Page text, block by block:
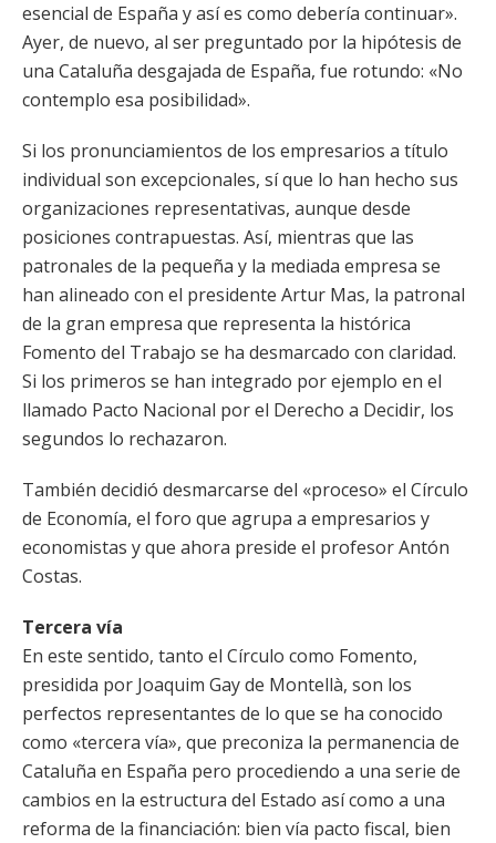
esencial de España y así es como debería continuar».
Ayer, de nuevo, al ser preguntado por la hipótesis de
una Cataluña desgajada de España, fue rotundo: «No
contemplo esa posibilidad».
Si los pronunciamientos de los empresarios a título
individual son excepcionales, sí que lo han hecho sus
organizaciones representativas, aunque desde
posiciones contrapuestas. Así, mientras que las
patronales de la pequeña y la mediada empresa se
han alineado con el presidente Artur Mas, la patronal
de la gran empresa que representa la histórica
Fomento del Trabajo se ha desmarcado con claridad.
Si los primeros se han integrado por ejemplo en el
llamado Pacto Nacional por el Derecho a Decidir, los
segundos lo rechazaron.
También decidió desmarcarse del «proceso» el Círculo
de Economía, el foro que agrupa a empresarios y
economistas y que ahora preside el profesor Antón
Costas.
Tercera vía
En este sentido, tanto el Círculo como Fomento,
presidida por Joaquim Gay de Montellà, son los
perfectos representantes de lo que se ha conocido
como «tercera vía», que preconiza la permanencia de
Cataluña en España pero procediendo a una serie de
cambios en la estructura del Estado así como a una
reforma de la financiación: bien vía pacto fiscal, bien